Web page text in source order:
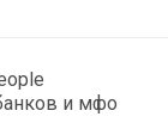
и мфо